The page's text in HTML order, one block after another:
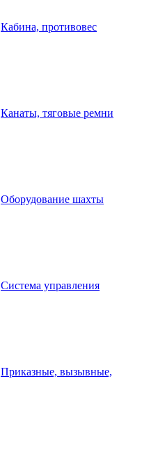
Кабина, противовес
Канаты, тяговые ремни
Оборудование шахты
Система управления
Приказные, вызывные,